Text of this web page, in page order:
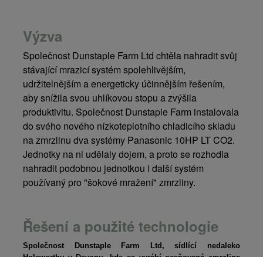
Výzva
Společnost Dunstaple Farm Ltd chtěla nahradit svůj
stávající mrazicí systém spolehlivějším,
udržitelnějším a energeticky účinnějším řešením,
aby snížila svou uhlíkovou stopu a zvýšila
produktivitu. Společnost Dunstaple Farm instalovala
do svého nového nízkoteplotního chladicího skladu
na zmrzlinu dva systémy Panasonic 10HP LT CO2.
Jednotky na ni udělaly dojem, a proto se rozhodla
nahradit podobnou jednotkou i další systém
používaný pro "šokové mražení" zmrzliny.
Řešení a použité technologie
Společnost Dunstaple Farm Ltd, sídlící nedaleko